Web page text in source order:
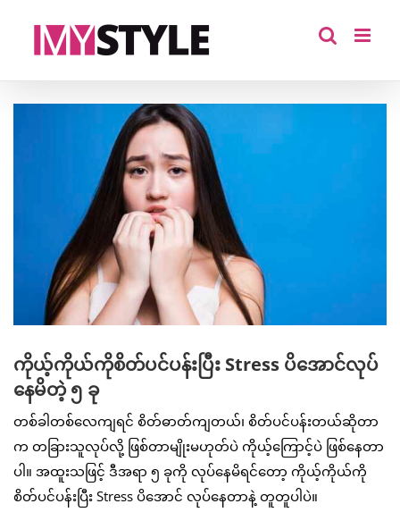
ကိုယ့်ကိုယ်ကိုစိတ်ပင်ပန်းပြီး Stress ပိအောင်လုပ်
နေမိတဲ့ ၅ ခု
တစ်ခါတစ်လေကျရင် စိတ်ဓာတ်ကျတယ်၊ စိတ်ပင်ပန်းတယ်ဆိုတာ
က တခြားသူလုပ်လို့ ဖြစ်တာမျိုးမဟုတ်ပဲ ကိုယ့်ကြောင့်ပဲ ဖြစ်နေတာ
ပါ။ အထူးသဖြင့် ဒီအရာ ၅ ခုကို လုပ်နေမိရင်တော့ ကိုယ့်ကိုယ်ကို
စိတ်ပင်ပန်းပြီး Stress ပိအောင် လုပ်နေတာနဲ့ တူတူပါပဲ။